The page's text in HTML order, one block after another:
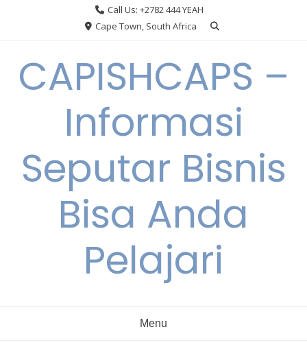
Call Us: +2782 444 YEAH
Cape Town, South Africa
CAPISHCAPS –
Informasi
Seputar Bisnis
Bisa Anda
Pelajari
Menu